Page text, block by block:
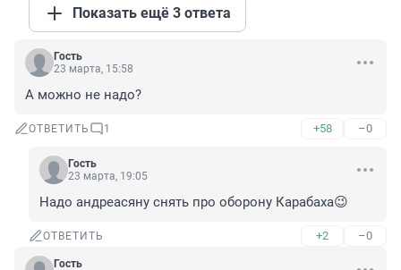
Показать ещё 3 ответа
Гость
23 марта, 15:58
А можно не надо?
ОТВЕТИТЬ 1 +58 –0
Гость
23 марта, 19:05
Надо андреасяну снять про оборону Карабаха😉
ОТВЕТИТЬ +2 –0
Гость